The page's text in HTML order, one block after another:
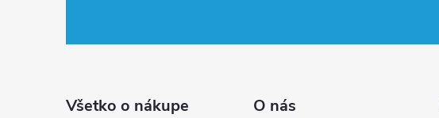
Všetko o nákupe O nás